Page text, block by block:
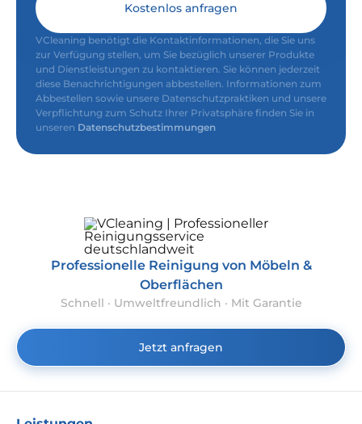
Kostenlos anfragen
VCleaning benötigt die Kontaktinformationen, die Sie uns
zur Verfügung stellen, um Sie bezüglich unserer Produkte
und Dienstleistungen zu kontaktieren. Sie können jederzeit
diese Benachrichtigungen abbestellen. Informationen zum
Abbestellen sowie unsere Datenschutzpraktiken und unsere
Verpflichtung zum Schutz Ihrer Privatsphäre finden Sie in
unseren Datenschutzbestimmungen
Professionelle Reinigung von Möbeln &
Oberflächen
Schnell · Umweltfreundlich · Mit Garantie
Jetzt anfragen